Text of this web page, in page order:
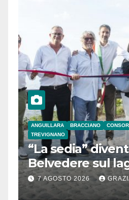
ANGUILLARA BRACCIANO
TREVIGNANO
“La sedia”
Belvedere sul
Bracciano: ieri
l’inaugurazione
7 AGOSTO 2026